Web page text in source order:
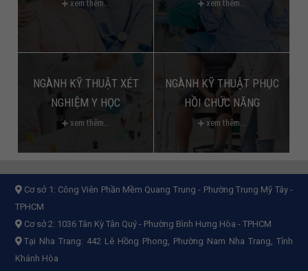
xem thêm... xem thêm...
NGÀNH KỸ THUẬT XÉT
NGHIỆM Y HỌC
xem thêm...
NGÀNH KỸ THUẬT PHỤC
HỒI CHỨC NĂNG
xem thêm...
Cơ sở 1: Công Viên Phần Mềm Quang Trung - Phường Trung Mỹ Tây -
TPHCM
Cơ sở 2: 1036 Tân Kỳ Tân Quý - Phường Bình Hưng Hòa - TPHCM
Tại Nha Trang: 442 Lê Hồng Phong, Phường Nam Nha Trang, Tỉnh
Khánh Hòa